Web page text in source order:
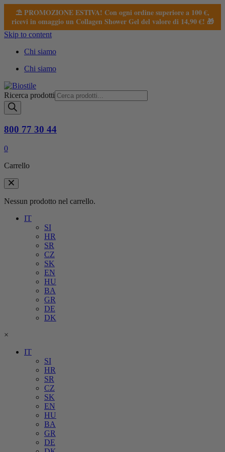
⛱️ PROMOZIONE ESTIVA! Con ogni ordine superiore a 100 €,
ricevi in omaggio un Collagen Shower Gel del valore di 14,90 €! 🎁
Skip to content
Chi siamo
Chi siamo
Ricerca prodotti
800 77 30 44
0
Carrello
Nessun prodotto nel carrello.
IT
SI
HR
SR
CZ
SK
EN
HU
BA
GR
DE
DK
×
IT
SI
HR
SR
CZ
SK
EN
HU
BA
GR
DE